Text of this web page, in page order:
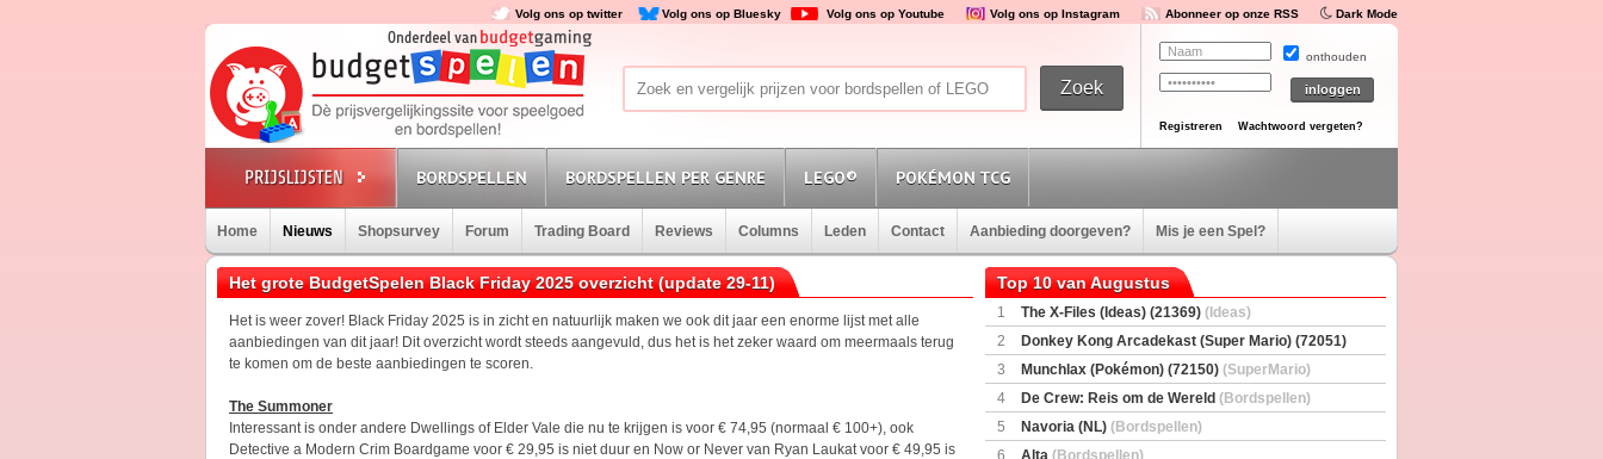
Volg ons op twitter Volg ons op Bluesky Volg ons op Youtube Volg ons op Instagram Abonneer op onze RSS Dark Mode
onthouden
Registreren Wachtwoord vergeten?
BORDSPELLEN BORDSPELLEN PER GENRE LEGO® POKÉMON TCG
Home Nieuws Shopsurvey Forum Trading Board Reviews Columns Leden Contact Aanbieding doorgeven? Mis je een Spel?
Het grote BudgetSpelen Black Friday 2025 overzicht (update 29-11)
Het is weer zover! Black Friday 2025 is in zicht en natuurlijk maken we ook dit jaar een enorme lijst met alle
aanbiedingen van dit jaar! Dit overzicht wordt steeds aangevuld, dus het is het zeker waard om meermaals terug
te komen om de beste aanbiedingen te scoren.
The Summoner
Interessant is onder andere Dwellings of Elder Vale die nu te krijgen is voor € 74,95 (normaal € 100+), ook
Detective a Modern Crim Boardgame voor € 29,95 is niet duur en Now or Never van Ryan Laukat voor € 49,95 is
Top 10 van Augustus
1 The X-Files (Ideas) (21369) (Ideas)
2
Donkey Kong Arcadekast (Super Mario) (72051)
(SuperMario)
3 Munchlax (Pokémon) (72150) (SuperMario)
4
De Crew: Reis om de Wereld (Bordspellen)
5
Navoria (NL) (Bordspellen)
6
Alta (Bordspellen)